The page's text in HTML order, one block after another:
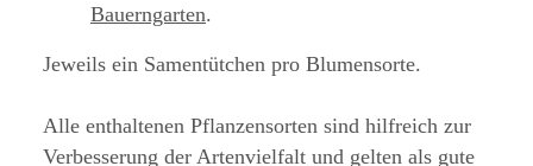
Bauerngarten.
Jeweils ein Samentütchen pro Blumensorte.
Alle enthaltenen Pflanzensorten sind hilfreich zur
Verbesserung der Artenvielfalt und gelten als gute